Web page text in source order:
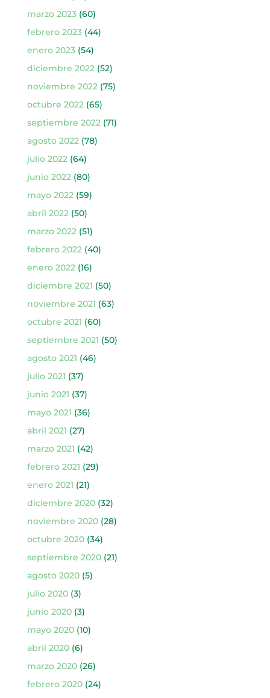
marzo 2023(60)
febrero 2023(44)
enero 2023(54)
diciembre 2022 (52)
noviembre 2022 (75)
octubre 2022 (65)
septiembre 2022 (71)
agosto 2022 (78)
julio 2022 (64)
junio 2022 (80)
mayo 2022 (59)
abril 2022 (50)
marzo 2022 (51)
febrero 2022 (40)
enero 2022 (16)
diciembre 2021 (50)
noviembre 2021 (63)
octubre 2021 (60)
septiembre 2021 (50)
agosto 2021 (46)
julio 2021 (37)
junio 2021 (37)
mayo 2021 (36)
abril 2021 (27)
marzo 2021 (42)
febrero 2021 (29)
enero 2021 (21)
diciembre 2020(32)
noviembre 2020(28)
octubre 2020(34)
septiembre 2020(21)
agosto 2020(5)
julio 2020(3)
junio 2020(3)
mayo 2020(10)
abril 2020(6)
marzo 2020(26)
febrero 2020(24)